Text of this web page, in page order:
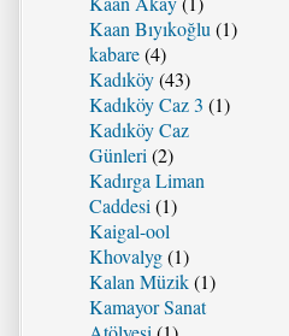
Kaan Bıyıkoğlu (1)
kabare(4)
Kadıköy(43)
Kadıköy Caz 3 (1)
Kadıköy Caz
Günleri (2)
Kadırga Liman
Caddesi (1)
Kaigal-ool
Khovalyg(1)
Kalan Müzik(1)
Kamayor Sanat